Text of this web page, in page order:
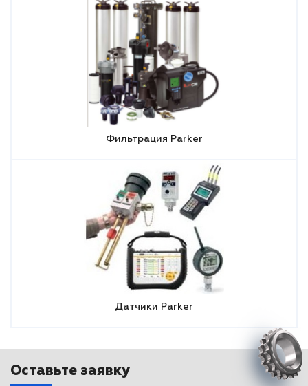
Фильтрация Parker
Датчики Parker
Оставьте заявку